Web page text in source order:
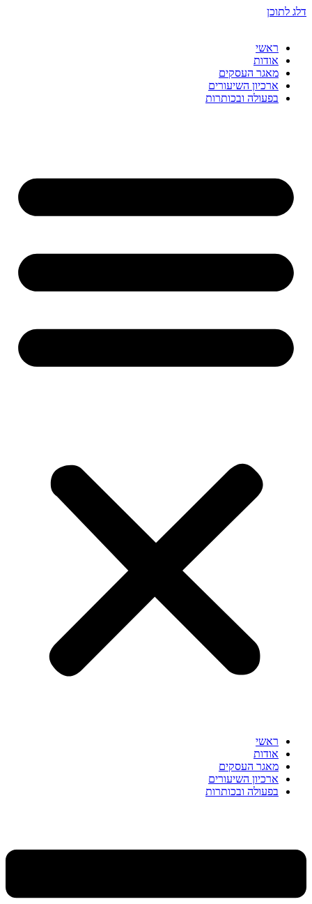
דלג לתוכן
ראשי
אודות
מאגר העסקים
ארכיון השיעורים
בפעולה ובכותרות
ראשי
אודות
מאגר העסקים
ארכיון השיעורים
בפעולה ובכותרות